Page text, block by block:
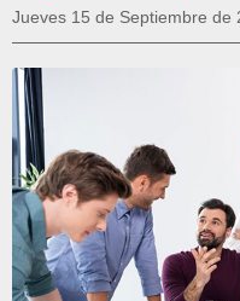
Jueves 15 de Septiembre de